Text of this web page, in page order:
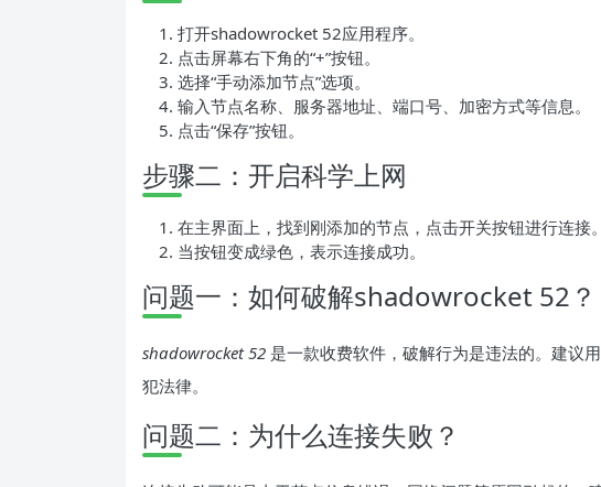
打开shadowrocket 52应用程序。
点击屏幕右下角的“+”按钮。
选择“手动添加节点”选项。
输入节点名称、服务器地址、端口号、加密方式等信息。
点击“保存”按钮。
步骤二：开启科学上网
在主界面上，找到刚添加的节点，点击开关按钮进行连接。
当按钮变成绿色，表示连接成功。
问题一：如何破解shadowrocket 52？
shadowrocket 52 是一款收费软件，破解行为是违法的。建议
犯法律。
问题二：为什么连接失败？